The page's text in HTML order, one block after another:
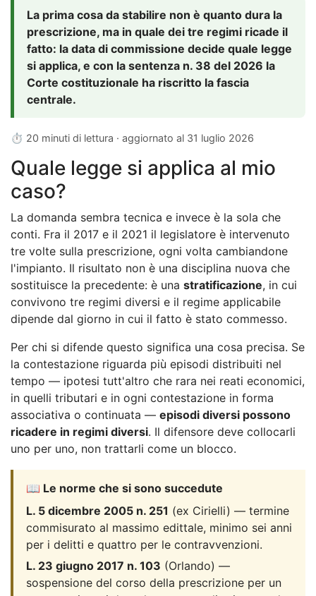
La prima cosa da stabilire non è quanto dura la
prescrizione, ma in quale dei tre regimi ricade il
fatto: la data di commissione decide quale legge
si applica, e con la sentenza n. 38 del 2026 la
Corte costituzionale ha riscritto la fascia
centrale.
⏱ 20 minuti di lettura · aggiornato al 31 luglio 2026
Quale legge si applica al mio
caso?
La domanda sembra tecnica e invece è la sola che
conti. Fra il 2017 e il 2021 il legislatore è intervenuto
tre volte sulla prescrizione, ogni volta cambiandone
l'impianto. Il risultato non è una disciplina nuova che
sostituisce la precedente: è una stratificazione, in cui
convivono tre regimi diversi e il regime applicabile
dipende dal giorno in cui il fatto è stato commesso.
Per chi si difende questo significa una cosa precisa. Se
la contestazione riguarda più episodi distribuiti nel
tempo — ipotesi tutt'altro che rara nei reati economici,
in quelli tributari e in ogni contestazione in forma
associativa o continuata — episodi diversi possono
ricadere in regimi diversi. Il difensore deve collocarli
uno per uno, non trattarli come un blocco.
📖 Le norme che si sono succedute
L. 5 dicembre 2005 n. 251 (ex Cirielli) — termine
commisurato al massimo edittale, minimo sei anni
per i delitti e quattro per le contravvenzioni.
L. 23 giugno 2017 n. 103 (Orlando) —
sospensione del corso della prescrizione per un